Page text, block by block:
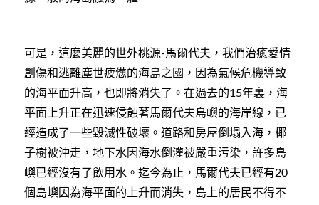
可是，這麼美麗的世外桃源-馬爾代夫，我們治癒愛情
創傷和逃離塵世疲憊的海島之國，因為氣候危機導致
的海平面升高，也即將消失了。在過去的15年裏，海
平面上升正在迅速侵蝕著馬爾代夫島嶼的海岸線，已
經造成了一些毀滅性破壞。道路和房屋倒塌入海，椰
子樹被沖走，地下水因海水倒灌被嚴重污染，許多島
嶼已經沒有了飲用水。迄今為止，馬爾代夫已經有20
個島嶼因為海平面的上升而消失，島上的居民不得不